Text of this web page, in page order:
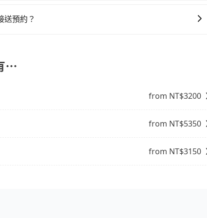
自己的需要選擇最方便和經濟實惠的交通方式。
。不下的原因。當然還是有一些特殊情況下，適合旅客叫小
送預約？
⋯
from NT$3200
from NT$5350
from NT$3150